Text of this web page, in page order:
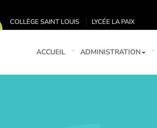
COLLÈGE SAINT LOUIS LYCÉE LA PAIX
ACCUEIL ADMINISTRATION